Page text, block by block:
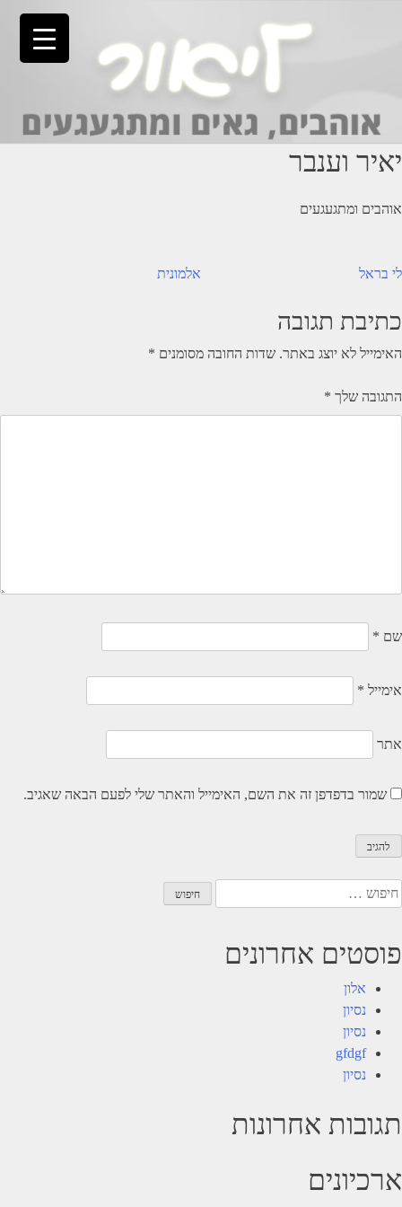
יאיר וענבר
אוהבים ומתגעגעים
ניווט אלמונית לי בראל
כתיבת תגובה
האימייל לא יוצג באתר. שדות החובה מסומנים *
התגובה שלך *
שם *
אימייל *
אתר
שמור בדפדפן זה את השם, האימייל והאתר שלי לפעם הבאה שאגיב.
חיפוש:
פוסטים אחרונים
אלון
נסיון
נסיון
gfdgf
נסיון
תגובות אחרונות
ארכיונים